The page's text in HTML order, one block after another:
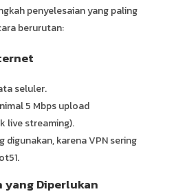
penyelesaian yang paling
berurutan:
seluler.
5 Mbps upload
live streaming).
digunakan, karena VPN sering
yang Diperlukan